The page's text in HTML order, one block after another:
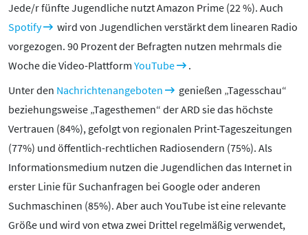
Jede/r fünfte Jugendliche nutzt Amazon Prime (22 %). Auch
Spotify
wird von Jugendlichen verstärkt dem linearen Radio
vorgezogen. 90 Prozent der Befragten nutzen mehrmals die
Woche die Video-Plattform YouTube
.
Unter den Nachrichtenangeboten
genießen „Tagesschau“
beziehungsweise „Tagesthemen“ der ARD sie das höchste
Vertrauen (84%), gefolgt von regionalen Print-Tageszeitungen
(77%) und öffentlich-rechtlichen Radiosendern (75%). Als
Informationsmedium nutzen die Jugendlichen das Internet in
erster Linie für Suchanfragen bei Google oder anderen
Suchmaschinen (85%). Aber auch YouTube ist eine relevante
Größe und wird von etwa zwei Drittel regelmäßig verwendet,